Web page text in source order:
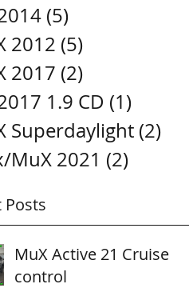
(5)
2012 (5)
2017 (2)
1.9 CD (1)
Superdaylight (2)
MuX 2021 (2)
Posts
MuX Active 21 Cruise
control